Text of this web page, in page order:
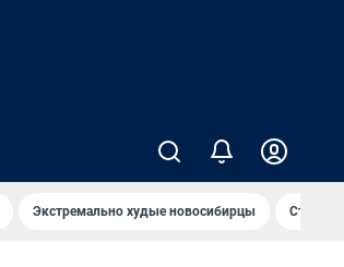
Экстремально худые новосибирцы Старт